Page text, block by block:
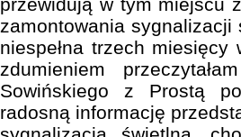
zamontowania
niespełna trzech miesięcy
zdumieniem
Sowińskiego z Prostą
radosną informację